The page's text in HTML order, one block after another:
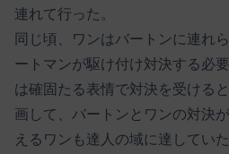
連れて行った。
同じ頃、ワンはバートンに連れ
ートマンが駆け付け対決する必
は確固たる表情で対決を受けると
画して、バートンとワンの対決
えるワンも達人の域に達してい